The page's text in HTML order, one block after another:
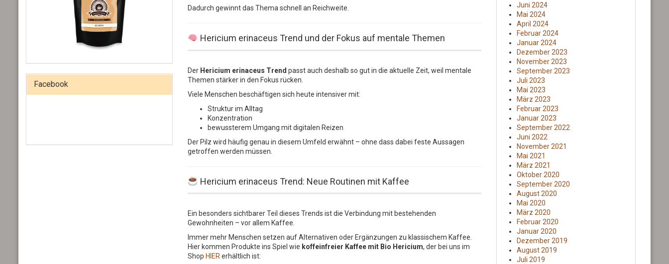
Dadurch gewinnt das Thema schnell an Reichweite.
Hericium erinaceus Trend und der Fokus auf mentale Themen
Der Hericium erinaceus Trend passt auch deshalb so gut in die aktuelle Zeit, weil mentale
Themen stärker in den Fokus rücken.
Viele Menschen beschäftigen sich heute intensiver mit:
Struktur im Alltag
Konzentration
bewussterem Umgang mit digitalen Reizen
Der Pilz wird häufig genau in diesem Umfeld erwähnt – ohne dass dabei feste Aussagen
getroffen werden müssen.
Hericium erinaceus Trend: Neue Routinen mit Kaffee
Ein besonders sichtbarer Teil dieses Trends ist die Verbindung mit bestehenden
Gewohnheiten – vor allem Kaffee.
Immer mehr Menschen setzen auf Alternativen oder Ergänzungen zu klassischem Kaffee.
Hier kommen Produkte ins Spiel wie koffeinfreier Kaffee mit Bio Hericium, der bei uns im
Shop HIER erhältlich ist:
Juni 2024
Mai 2024
April 2024
Februar 2024
Januar 2024
Dezember 2023
November 2023
September 2023
Juli 2023
Mai 2023
März 2023
Februar 2023
Januar 2023
September 2022
Juni 2022
November 2021
Mai 2021
März 2021
Oktober 2020
September 2020
August 2020
Mai 2020
März 2020
Februar 2020
Januar 2020
Dezember 2019
August 2019
Juli 2019
Facebook